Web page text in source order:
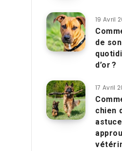
19 Avril
de
d’or ?
17 Avril
chien